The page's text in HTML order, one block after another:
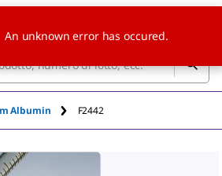
Albumin F2442
An unknown error has occured.